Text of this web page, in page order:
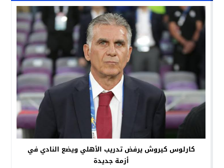
كارلوس كيروش يرفض تدريب الأهلي ويضع النادي في
أزمة جديدة